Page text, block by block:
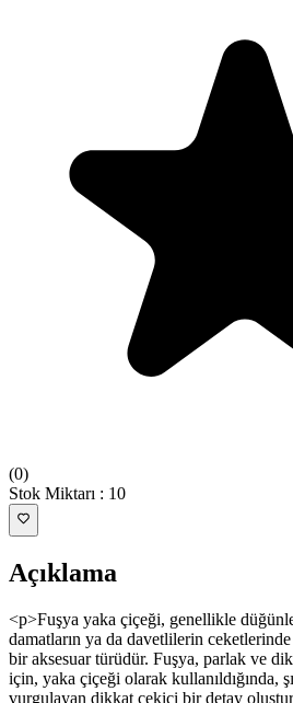
(0)
Stok Miktarı : 10
Açıklama
<p>Fuşya yaka çiçeği, genellikle
damatların ya da davetlilerin
bir aksesuar türüdür. Fuşya, parlak ve
için, yaka çiçeği olarak kullanıldığında,
vurgulayan dikkat çekici bir detay